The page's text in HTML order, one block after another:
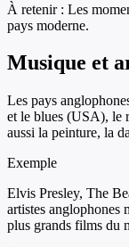
À retenir : Les
pays moderne.
Musique et
Les pays
et le blues (USA), le
aussi la peinture, la
Exemple
Elvis Presley, The
artistes
plus grands films du